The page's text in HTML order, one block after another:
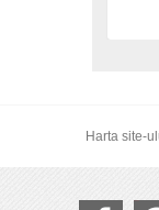
Harta site-